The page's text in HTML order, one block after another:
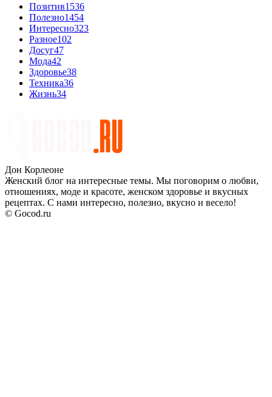
Позитив1536
Полезно1454
Интересно323
Разное102
Досуг47
Мода42
Здоровье38
Техника36
Жизнь34
Дон Корлеоне
Женский блог на интересные темы. Мы поговорим о любви,
отношениях, моде и красоте, женском здоровье и вкусных
рецептах. С нами интересно, полезно, вкусно и весело!
© Gocod.ru